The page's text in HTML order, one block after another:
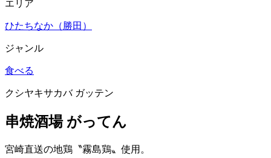
エリア
ひたちなか（勝田）
ジャンル
食べる
クシヤキサカバ ガッテン
串焼酒場 がってん
宮崎直送の地鶏〝霧島鶏〟使用。